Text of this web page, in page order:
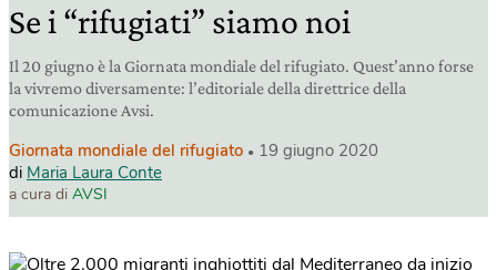
Se i “rifugiati” siamo noi
Il 20 giugno è la Giornata mondiale del rifugiato. Quest’anno forse
la vivremo diversamente: l’editoriale della direttrice della
comunicazione Avsi.
Giornata mondiale del rifugiato
19 giugno 2020
di Maria Laura Conte
a cura di AVSI